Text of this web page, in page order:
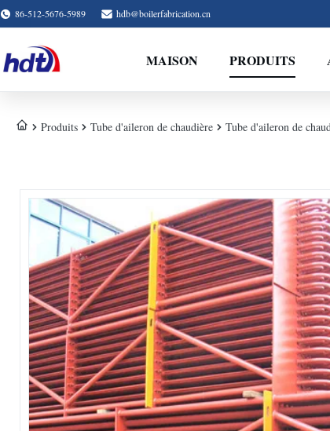
86-512-5676-5989 hdb@boilerfabrication.cn
MAISON PRODUITS
Produits Tube d'aileron de chaudière Tube d'aileron de